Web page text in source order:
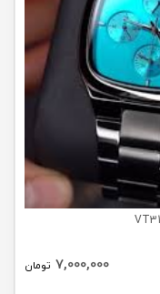
7,000,000 تومان